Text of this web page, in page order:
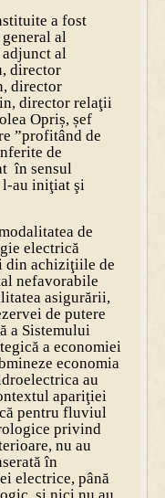
a fost
al
al
director
director
director relaţii
Opriș, șef
”profitând de
de
în sensul
au iniţiat şi
de
electrică
din achiziţiile de
nefavorabile
asigurării,
de putere
a Sistemului
a economiei
economia
au
apariţiei
pentru fluviul
privind
nu au
în
electrice, până